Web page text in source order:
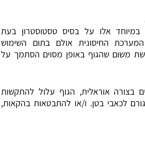
במיוחד אלו על בסיס טסטוסטרון בעת
החיסונית אולם בתום השימוש
משום שהגוף באופן מסוים הסתמך על
בצורה אוראלית, הגוף עלול להתקשות
לכאבי בטן. ו/או להתבטאות בהקאות,